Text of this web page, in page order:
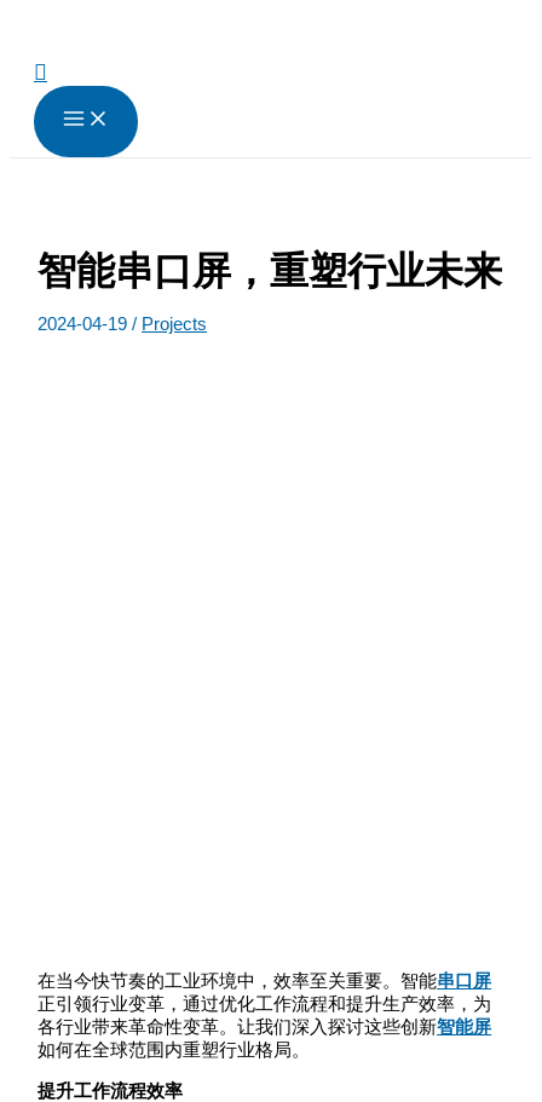
搜
索
智能串口屏，重塑行业未来
2024-04-19/ Projects
在当今快节奏的工业环境中，效率至关重要。智能串口屏
正引领行业变革，通过优化工作流程和提升生产效率，为
各行业带来革命性变革。让我们深入探讨这些创新智能屏
如何在全球范围内重塑行业格局。
提升工作流程效率